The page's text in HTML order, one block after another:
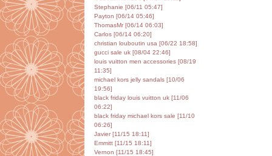
Stephanie [06/11 05:47]
Payton [06/14 05:46]
ThomasMr [06/14 06:03]
Carlos [06/14 06:20]
christian louboutin usa [06/22 18:58]
gucci sale uk [08/04 22:46]
louis vuitton men accessories [08/19
11:35]
michael kors jelly sandals [10/06
19:56]
black friday louis vuitton uk [11/06
06:22]
black friday michael kors sale [11/10
06:26]
Javier [11/15 18:11]
Emmitt [11/15 18:11]
Vernon [11/15 18:45]